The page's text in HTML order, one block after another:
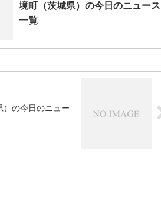
境町（茨城県）の今日のニュース
一覧
）の今日のニュー